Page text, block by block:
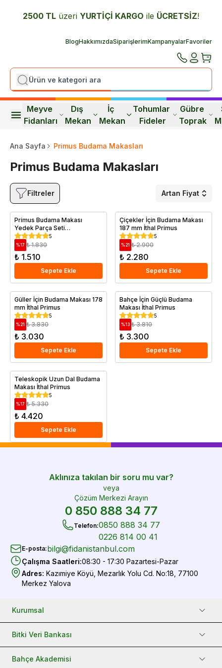
2500 TL üzeri YURTİÇİ KARGO ile ÜCRETSİZ!
BlogHakkımızdaSiparişlerimKampanyalarFavoriler
Meyve
Fidanları
Dış
Mekan
İç
Mekan
Tohumlar
Fideler
Gübre
Toprak
Ana Sayfa Primus Budama Makasları
Primus Budama Makasları
Filtreler Artan Fiyat
Primus Budama Makası
Yedek Parça Seti
Profesyonel5
%17 ₺ 1.830
₺ 1.510
Sepete Ekle
Çiçekler İçin Budama Makası
187 mm İthal Primus
5
%21 ₺ 2.900
₺ 2.280
Sepete Ekle
Güller İçin Budama Makası 178
mm İthal Primus
5
%21 ₺ 3.830
₺ 3.030
Sepete Ekle
Bahçe İçin Güçlü Budama
Makası İthal Primus
5
%13 ₺ 3.810
₺ 3.300
Sepete Ekle
Teleskopik Uzun Dal Budama
Makası İthal Primus
5
%17 ₺ 5.330
₺ 4.420
Sepete Ekle
Aklınıza takılan bir soru mu var?
veya
Çözüm Merkezi Arayın
0 850 888 34 77
Telefon:0850 888 34 77
0226 814 00 41
E-posta:bilgi@fidanistanbul.com
Çalışma Saatleri:08:30 - 17:30 Pazartesi-Pazar
Adres: Kazımiye Köyü, Mezarlık Yolu Cd. No:18, 77100
Merkez Yalova
Kurumsal
Bitki Veri Bankası
Bahçe Akademisi